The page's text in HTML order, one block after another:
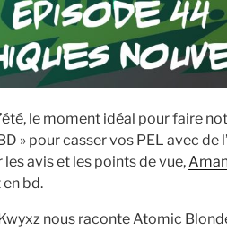
le moment idéal pour faire
» pour casser vos PEL avec de
avis et les points de vue,
bd.
nous raconte Atomic